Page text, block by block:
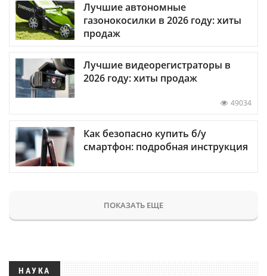
Лучшие автономные
газонокосилки в 2026 году: хиты
продаж
Лучшие видеорегистраторы в
2026 году: хиты продаж
49034
Как безопасно купить б/у
смартфон: подробная инструкция
ПОКАЗАТЬ ЕЩЕ
НАУКА